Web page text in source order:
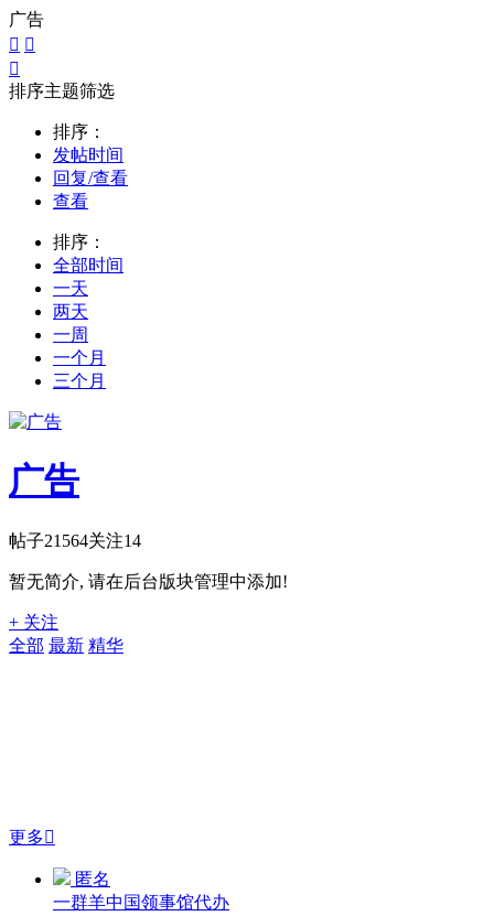
广告
 

排序主题筛选
排序：
发帖时间
回复/查看
查看
排序：
全部时间
一天
两天
一周
一个月
三个月
广告
帖子21564关注14
暂无简介, 请在后台版块管理中添加!
+ 关注
全部 最新 精华
更多
匿名
一群羊中国领事馆代办